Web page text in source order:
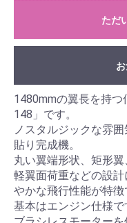
ただ
1480mmの翼長を持
148」です。
ノスタルジックな雰
貼り完成機。
丸い翼端形状、矩形翼
軽翼面荷重などの設
やかな飛行性能が特徴
基本はエンジン仕様